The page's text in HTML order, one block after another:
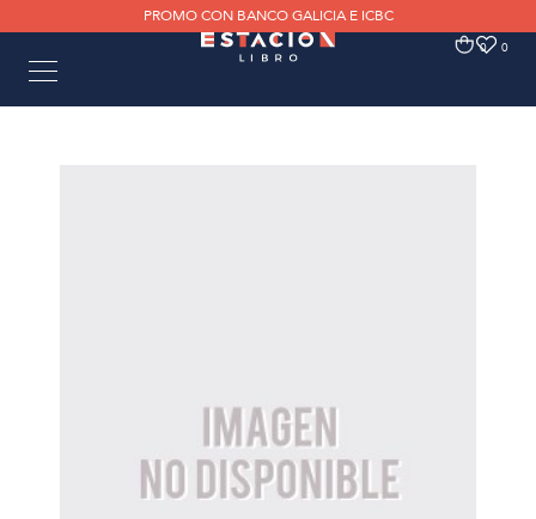
PROMO CON BANCO GALICIA E ICBC
0 0